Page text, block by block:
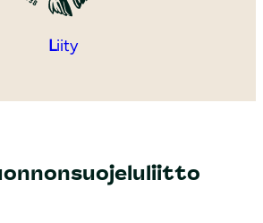
Liity